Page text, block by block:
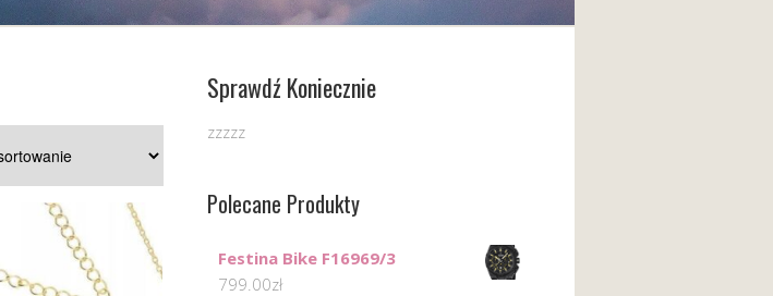
Sprawdź Koniecznie
zzzzz
Polecane Produkty
Festina Bike F16969/3
799.00zł